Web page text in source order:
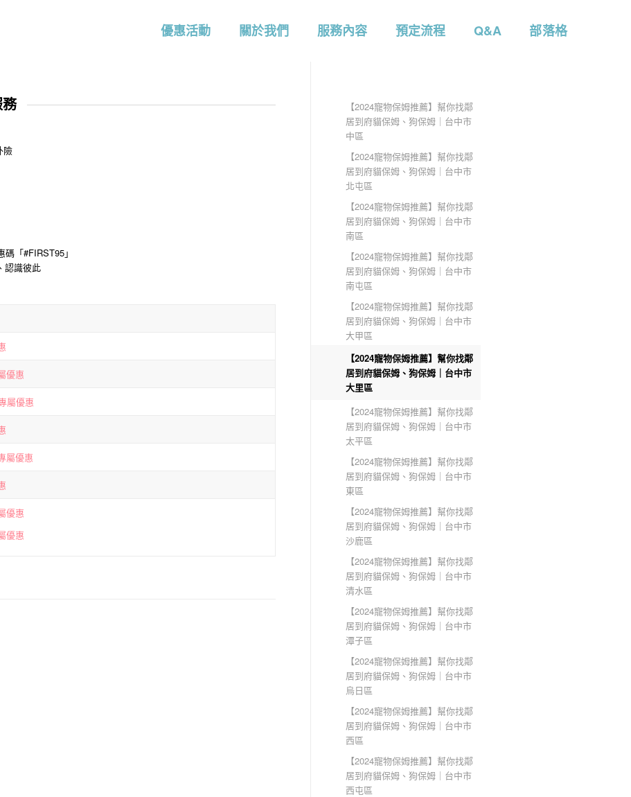
優惠活動 關於我們 服務內容 預定流程 Q&A 部落格
險
「#FIRST95」
認識彼此
優惠
屬優惠
屬優惠
優惠
優惠
【2024寵物保姆推薦】幫你找鄰
居到府貓保姆、狗保姆｜台中市
中區
【2024寵物保姆推薦】幫你找鄰
居到府貓保姆、狗保姆｜台中市
北屯區
【2024寵物保姆推薦】幫你找鄰
居到府貓保姆、狗保姆｜台中市
南區
【2024寵物保姆推薦】幫你找鄰
居到府貓保姆、狗保姆｜台中市
南屯區
【2024寵物保姆推薦】幫你找鄰
居到府貓保姆、狗保姆｜台中市
大甲區
【2024寵物保姆推薦】幫你找鄰
居到府貓保姆、狗保姆｜台中市
大里區
【2024寵物保姆推薦】幫你找鄰
居到府貓保姆、狗保姆｜台中市
太平區
【2024寵物保姆推薦】幫你找鄰
居到府貓保姆、狗保姆｜台中市
東區
【2024寵物保姆推薦】幫你找鄰
居到府貓保姆、狗保姆｜台中市
沙鹿區
【2024寵物保姆推薦】幫你找鄰
居到府貓保姆、狗保姆｜台中市
清水區
【2024寵物保姆推薦】幫你找鄰
居到府貓保姆、狗保姆｜台中市
潭子區
【2024寵物保姆推薦】幫你找鄰
居到府貓保姆、狗保姆｜台中市
烏日區
【2024寵物保姆推薦】幫你找鄰
居到府貓保姆、狗保姆｜台中市
西區
【2024寵物保姆推薦】幫你找鄰
居到府貓保姆、狗保姆｜台中市
西屯區